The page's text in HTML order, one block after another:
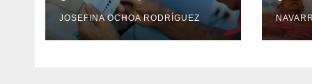
de cataratas en Zulia
JOSEFINA OCHOA RODRÍGUEZ
con